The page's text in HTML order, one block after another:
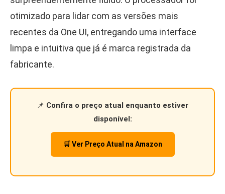
otimizado para lidar com as versões mais
recentes da One UI, entregando uma interface
limpa e intuitiva que já é marca registrada da
fabricante.
📌 Confira o preço atual enquanto estiver
disponível:
🛒 Ver Preço Atual na Amazon